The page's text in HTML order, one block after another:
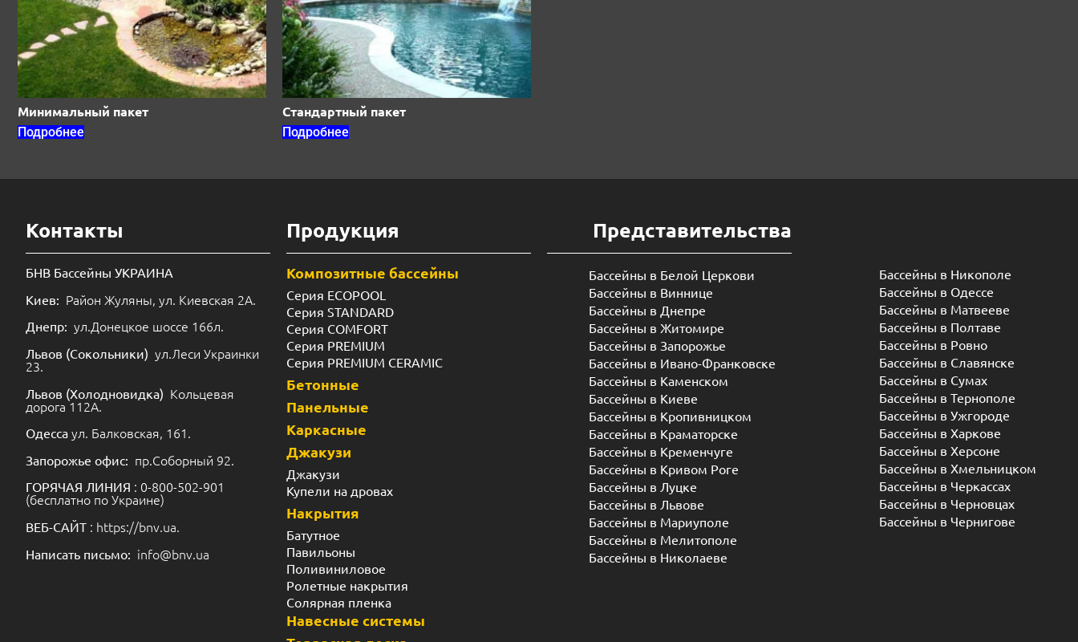
Минимальный пакет
Подробнее
Стандартный пакет
Подробнее
Контакты
БНВ Бассейны УКРАИНА
Киев: Район Жуляны, ул. Киевская 2А.
Днепр: ул.Донецкое шоссе 166л.
Львов (Сокольники) ул.Леси Украинки
23.
Львов (Холодновидка) Кольцевая
дорога 112А.
Одесса ул. Балковская, 161.
Запорожье офис: пр.Соборный 92.
ГОРЯЧАЯ ЛИНИЯ : 0-800-502-901
(бесплатно по Украине)
ВЕБ-САЙТ : https://bnv.ua.
Написать письмо: info@bnv.ua
Продукция
Композитные бассейны
Серия ECOPOOL
Серия STANDARD
Серия COMFORT
Серия PREMIUM
Серия PREMIUM CERAMIC
Бетонные
Панельные
Каркасные
Джакузи
Джакузи
Купели на дровах
Накрытия
Батутное
Павильоны
Поливиниловое
Ролетные накрытия
Солярная пленка
Навесные системы
Представительства
Бассейны в Белой Церкови
Бассейны в Виннице
Бассейны в Днепре
Бассейны в Житомире
Бассейны в Запорожье
Бассейны в Ивано-Франковске
Бассейны в Каменском
Бассейны в Киеве
Бассейны в Кропивницком
Бассейны в Краматорске
Бассейны в Кременчуге
Бассейны в Кривом Роге
Бассейны в Луцке
Бассейны в Львове
Бассейны в Мариуполе
Бассейны в Мелитополе
Бассейны в Николаеве
Бассейны в Никополе
Бассейны в Одессе
Бассейны в Матвееве
Бассейны в Полтаве
Бассейны в Ровно
Бассейны в Славянске
Бассейны в Сумах
Бассейны в Тернополе
Бассейны в Ужгороде
Бассейны в Харкове
Бассейны в Херсоне
Бассейны в Хмельницком
Бассейны в Черкассах
Бассейны в Черновцах
Бассейны в Чернигове